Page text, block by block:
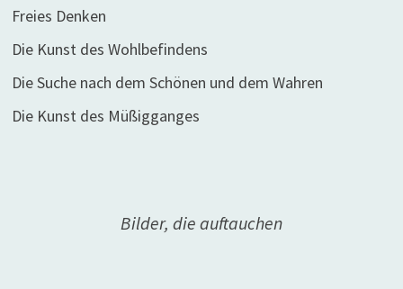
Freies Denken
Die Kunst des Wohlbefindens
Die Suche nach dem Schönen und dem Wahren
Die Kunst des Müßigganges
Bilder, die auftauchen